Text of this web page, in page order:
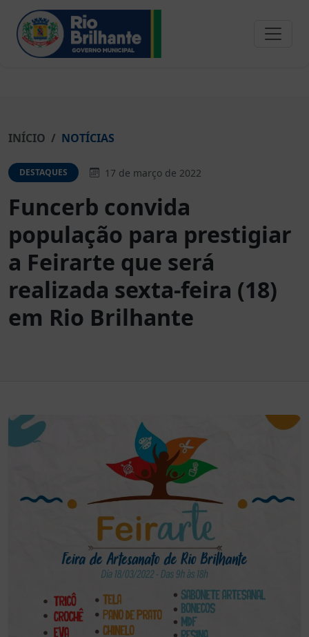
INÍCIO NOTÍCIAS
DESTAQUES 17 de março de 2022
Funcerb convida
população para prestigiar
a Feirarte que será
realizada sexta-feira (18)
em Rio Brilhante